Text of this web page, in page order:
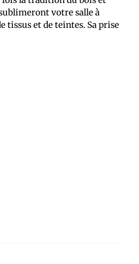
votre salle à
tissus et de teintes. Sa prise